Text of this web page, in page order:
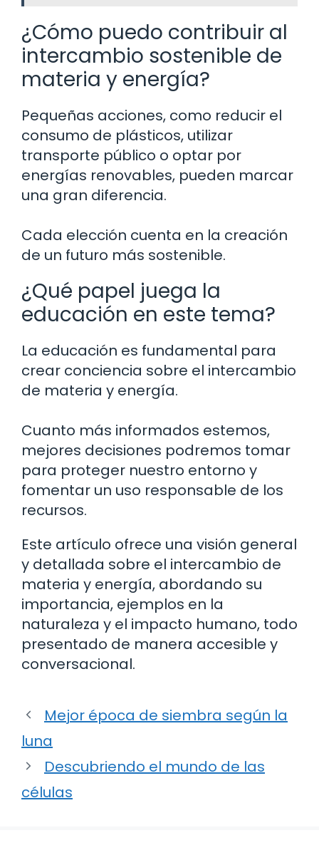
¿Cómo puedo contribuir al
intercambio sostenible de
materia y energía?
Pequeñas acciones, como reducir el
consumo de plásticos, utilizar
transporte público o optar por
energías renovables, pueden marcar
una gran diferencia.
Cada elección cuenta en la creación
de un futuro más sostenible.
¿Qué papel juega la
educación en este tema?
La educación es fundamental para
crear conciencia sobre el intercambio
de materia y energía.
Cuanto más informados estemos,
mejores decisiones podremos tomar
para proteger nuestro entorno y
fomentar un uso responsable de los
recursos.
Este artículo ofrece una visión general
y detallada sobre el intercambio de
materia y energía, abordando su
importancia, ejemplos en la
naturaleza y el impacto humano, todo
presentado de manera accesible y
conversacional.
Mejor época de siembra según la
luna
Descubriendo el mundo de las
células